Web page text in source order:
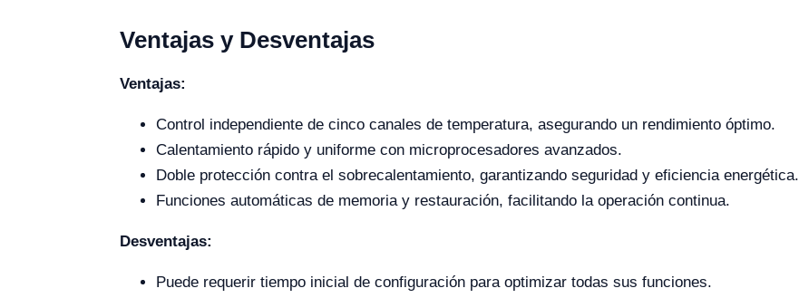
Ventajas y Desventajas
Ventajas:
Control independiente de cinco canales de temperatura, asegurando un rendimiento óptimo.
Calentamiento rápido y uniforme con microprocesadores avanzados.
Doble protección contra el sobrecalentamiento, garantizando seguridad y eficiencia energética.
Funciones automáticas de memoria y restauración, facilitando la operación continua.
Desventajas:
Puede requerir tiempo inicial de configuración para optimizar todas sus funciones.